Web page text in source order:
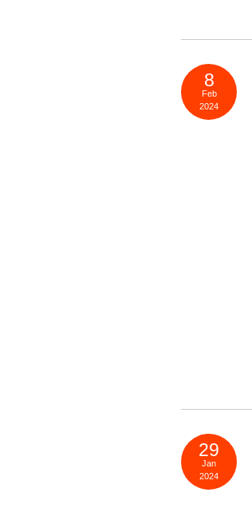
8
Feb
2024
29
Jan
2024